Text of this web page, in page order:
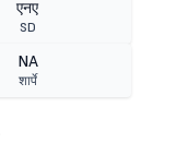
एनए
SD
NA
शार्पे